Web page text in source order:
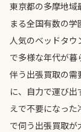
東京都の多摩地域
まる全国有数の
人気のベッドタ
で多様な年代が暮
伴う出張買取の需
に、自力で運び
えで不要になっ
で伺う出張買取が